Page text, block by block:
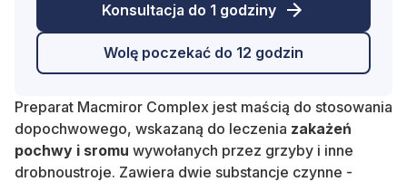
Konsultacja do 1 godziny
Wolę poczekać do 12 godzin
Preparat Macmiror Complex jest maścią do stosowania
dopochwowego, wskazaną do leczenia zakażeń
pochwy i sromu wywołanych przez grzyby i inne
drobnoustroje. Zawiera dwie substancje czynne -